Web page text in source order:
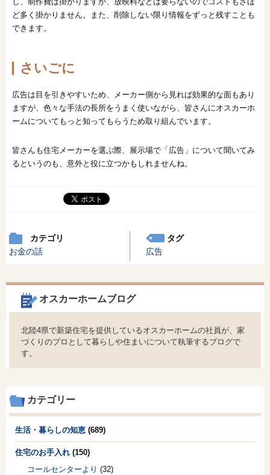
ど多く掛かりません。また、削除しない限り情報をずっと残すことも
できます。
さいごに
広告は目を引きやすいため、メーカー側から見れば効果的な面もあり
ますが、色々な手法の長所をうまく使いながら、皆さんにオスカーホ
ームについてもっと知ってもらうため取り組んでいます。
皆さんも住宅メーカーを選ぶ際、展示場で「広告」について聞いてみ
るというのも、意外と役に立つかもしれませんね。
カテゴリ
お金の話
タグ
広告
オスカーホームブログ
北陸4県で新築住宅を提供しているオスカーホームの社員が、家
づくりのプロとして暮らしや住まいについて執筆するブログで
す。
カテゴリー
生活・暮らしの知恵 (689)
住宅のお手入れ (150)
コールセンターより (32)